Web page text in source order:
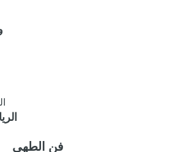
فن الطهي